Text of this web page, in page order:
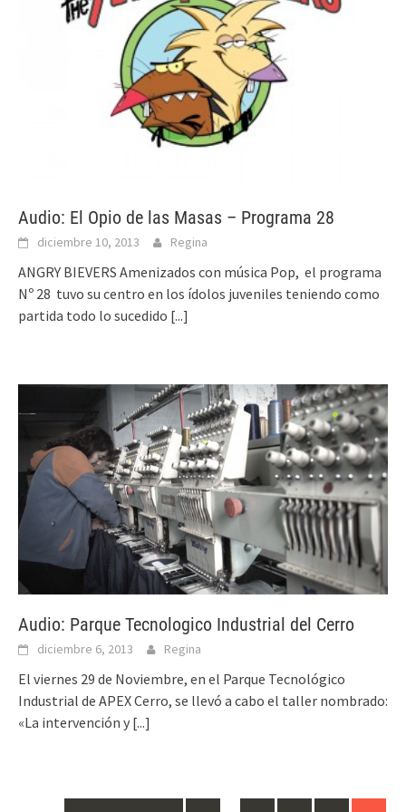
Audio: El Opio de las Masas – Programa 28
diciembre 10, 2013 Regina
ANGRY BIEVERS Amenizados con música Pop, el programa
Nº 28 tuvo su centro en los ídolos juveniles teniendo como
partida todo lo sucedido [...]
Audio: Parque Tecnologico Industrial del Cerro
diciembre 6, 2013 Regina
El viernes 29 de Noviembre, en el Parque Tecnológico
Industrial de APEX Cerro, se llevó a cabo el taller nombrado:
«La intervención y [...]